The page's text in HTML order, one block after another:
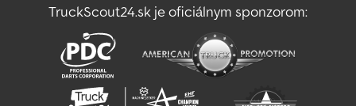
TruckScout24.sk je oficiálnym sponzorom: